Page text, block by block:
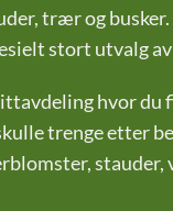
trær og
stort utvalg
hvor du
trenge etter